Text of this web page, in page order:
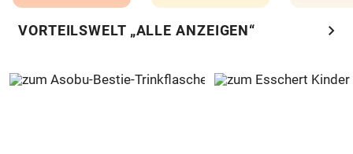
VORTEILSWELT „ALLE ANZEIGEN“ chevron_right